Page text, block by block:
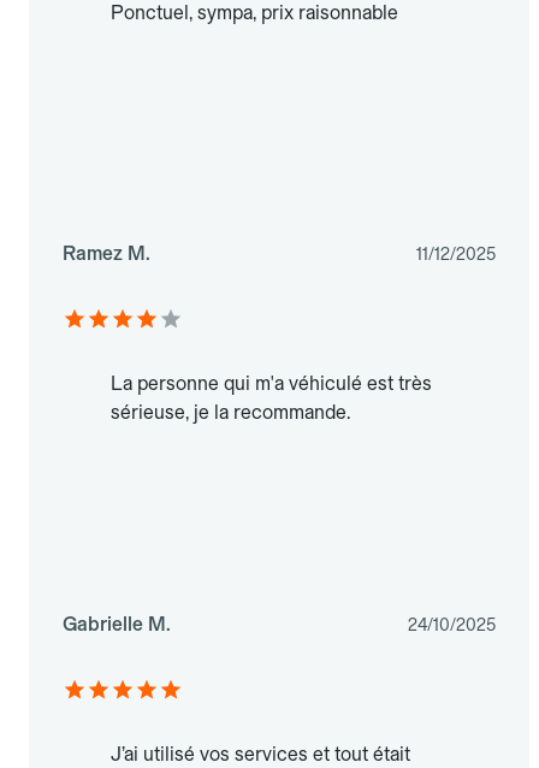
Ponctuel, sympa, prix raisonnable
Ramez M. 11/12/2025
La personne qui m'a véhiculé est très
sérieuse, je la recommande.
Gabrielle M. 24/10/2025
J’ai utilisé vos services et tout était